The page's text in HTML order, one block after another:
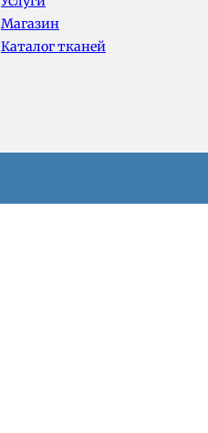
Магазин
Каталог тканей